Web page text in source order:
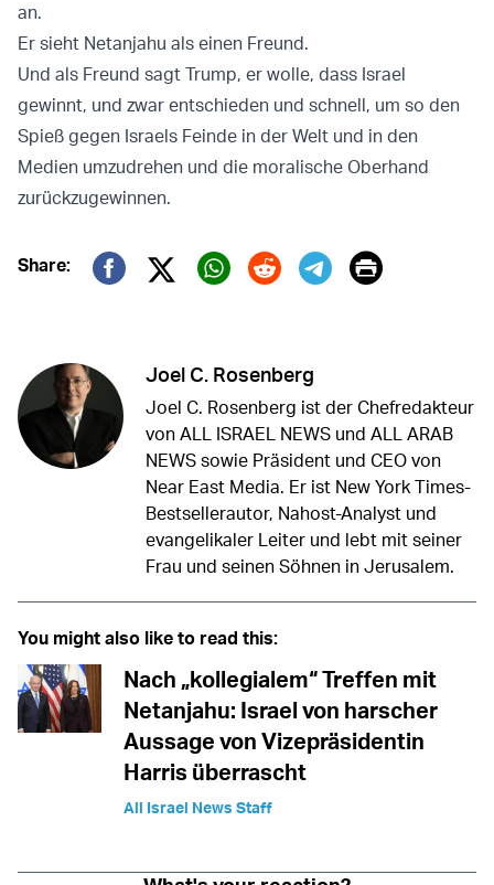
an.
Er sieht Netanjahu als einen Freund.
Und als Freund sagt Trump, er wolle, dass Israel
gewinnt, und zwar entschieden und schnell, um so den
Spieß gegen Israels Feinde in der Welt und in den
Medien umzudrehen und die moralische Oberhand
zurückzugewinnen.
Share:
Twitter (X)
Print
Joel C. Rosenberg
Joel C. Rosenberg ist der Chefredakteur
von ALL ISRAEL NEWS und ALL ARAB
NEWS sowie Präsident und CEO von
Near East Media. Er ist New York Times-
Bestsellerautor, Nahost-Analyst und
evangelikaler Leiter und lebt mit seiner
Frau und seinen Söhnen in Jerusalem.
You might also like to read this:
Nach „kollegialem“ Treffen mit
Netanjahu: Israel von harscher
Aussage von Vizepräsidentin
Harris überrascht
All Israel News Staff